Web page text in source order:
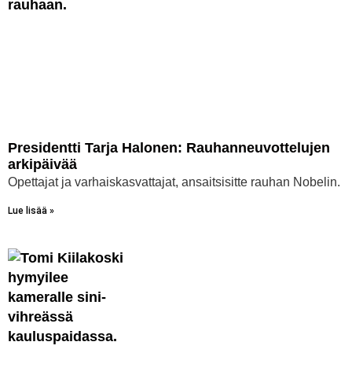
Presidentti Tarja Halonen: Rauhanneuvottelujen
arkipäivää
Opettajat ja varhaiskasvattajat, ansaitsisitte rauhan Nobelin.
Lue lisää »